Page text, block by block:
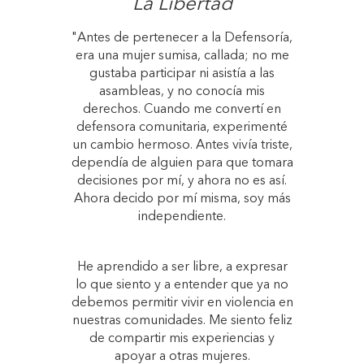
La Libertad
"Antes de pertenecer a la Defensoría,
era una mujer sumisa, callada; no me
gustaba participar ni asistía a las
asambleas, y no conocía mis
derechos. Cuando me convertí en
defensora comunitaria, experimenté
un cambio hermoso. Antes vivía triste,
dependía de alguien para que tomara
decisiones por mí, y ahora no es así.
Ahora decido por mí misma, soy más
independiente.
He aprendido a ser libre, a expresar
lo que siento y a entender que ya no
debemos permitir vivir en violencia en
nuestras comunidades. Me siento feliz
de compartir mis experiencias y
apoyar a otras mujeres.